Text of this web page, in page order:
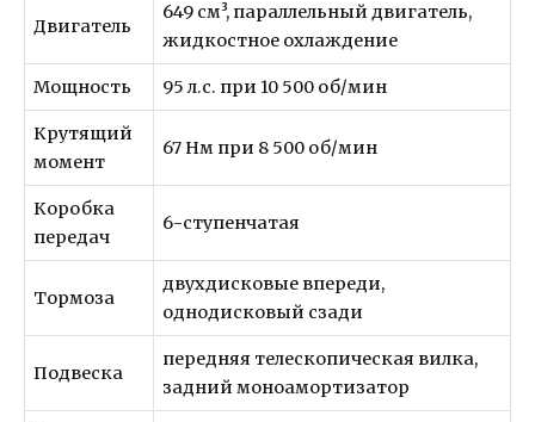
Двигатель
649 см³, параллельный двигатель,
жидкостное охлаждение
Мощность 95 л.с. при 10 500 об/мин
Крутящий
момент
67 Нм при 8 500 об/мин
Коробка
передач
6-ступенчатая
Тормоза
двухдисковые впереди,
однодисковый сзади
Подвеска
передняя телескопическая вилка,
задний моноамортизатор